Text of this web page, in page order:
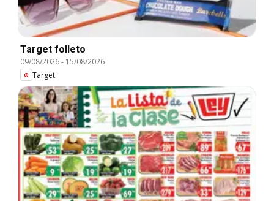
Target folleto
09/08/2026- 15/08/2026
Target